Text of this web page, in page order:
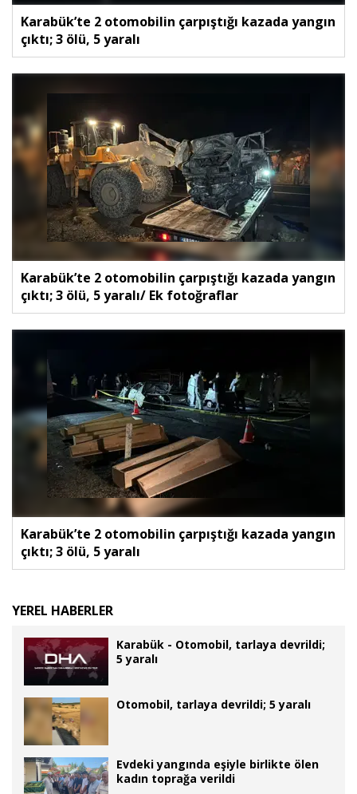
Karabük’te 2 otomobilin çarpıştığı kazada yangın
çıktı; 3 ölü, 5 yaralı
Karabük’te 2 otomobilin çarpıştığı kazada yangın
çıktı; 3 ölü, 5 yaralı/ Ek fotoğraflar
Karabük’te 2 otomobilin çarpıştığı kazada yangın
çıktı; 3 ölü, 5 yaralı
YEREL HABERLER
Karabük - Otomobil, tarlaya devrildi;
5 yaralı
Otomobil, tarlaya devrildi; 5 yaralı
Evdeki yangında eşiyle birlikte ölen
kadın toprağa verildi